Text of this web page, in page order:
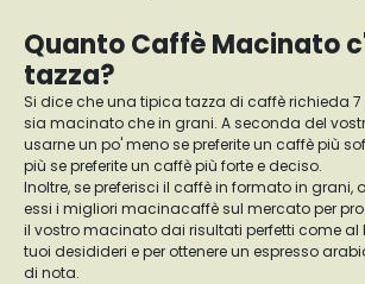
Quanto Caffè Macinato
tazza?
Si dice che una tipica tazza di caffè richieda
sia macinato che in grani. A seconda del
usarne un po' meno se preferite un caffè più
più se preferite un caffè più forte e deciso.
Inoltre, se preferisci il caffè in formato in grani,
essi i migliori macinacaffè sul mercato per
il vostro macinato dai risultati perfetti come al
tuoi desidideri e per ottenere un espresso
di nota.